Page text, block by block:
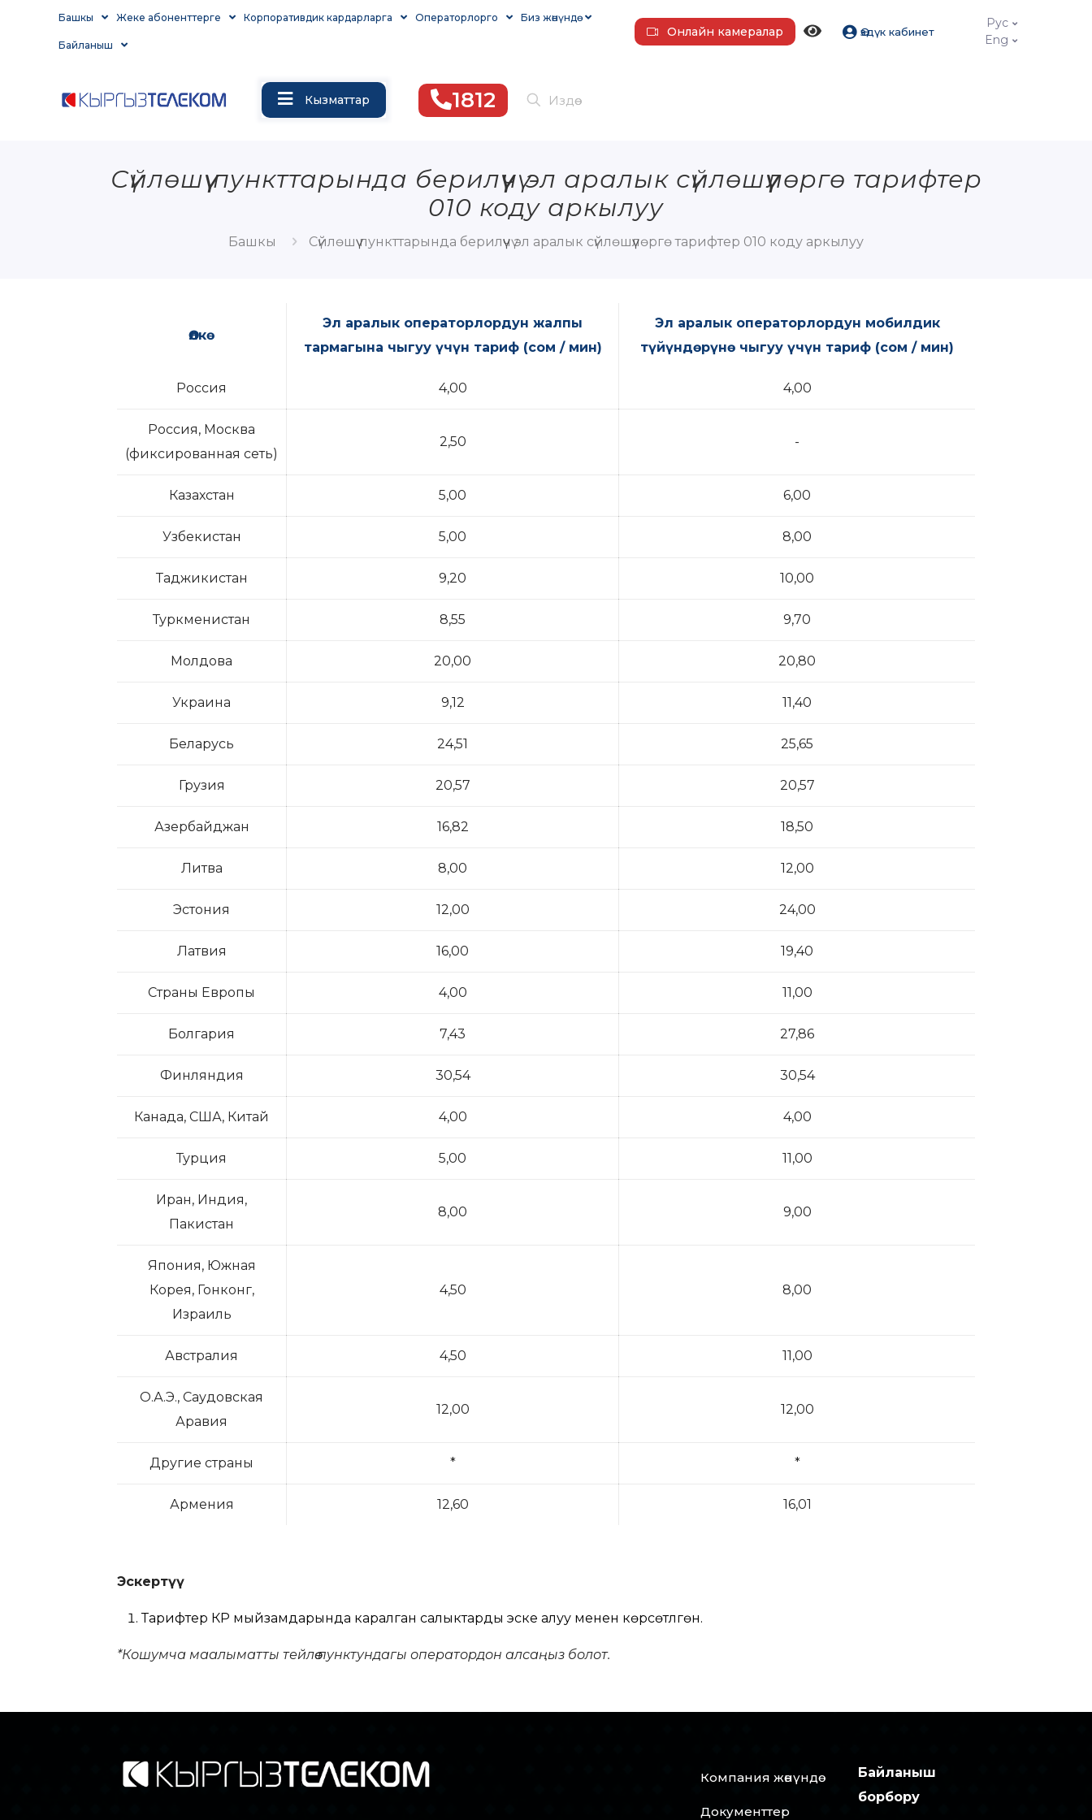
Башкы Жеке абоненттерге Корпоративдик кардарларга Операторлорго Биз жөнүндө
Байланыш
Онлайн камералар Өздүк кабинет
Рус
Eng
Кызматтар 1812
Сүйлөшүү пункттарында берилүүчү эл аралык сүйлөшүүлөргө тарифтер
010 коду аркылуу
Башкы Сүйлөшүү пункттарында берилүүчү эл аралык сүйлөшүүлөргө тарифтер 010 коду аркылуу
Өлкө
Эл аралык операторлордун жалпы
тармагына чыгуу үчүн тариф (сом / мин)
Эл аралык операторлордун мобилдик
түйүндөрүнө чыгуу үчүн тариф (сом / мин)
Россия 4,00 4,00
Россия, Москва
(фиксированная сеть)
2,50 -
Казахстан 5,00 6,00
Узбекистан 5,00 8,00
Таджикистан 9,20 10,00
Туркменистан 8,55 9,70
Молдова 20,00 20,80
Украина 9,12 11,40
Беларусь 24,51 25,65
Грузия 20,57 20,57
Азербайджан 16,82 18,50
Литва 8,00 12,00
Эстония 12,00 24,00
Латвия 16,00 19,40
Страны Европы 4,00 11,00
Болгария 7,43 27,86
Финляндия 30,54 30,54
Канада, США, Китай 4,00 4,00
Турция 5,00 11,00
Иран, Индия,
Пакистан
8,00 9,00
Япония, Южная
Корея, Гонконг,
Израиль
4,50 8,00
Австралия 4,50 11,00
О.А.Э., Саудовская
Аравия
12,00 12,00
Другие страны * *
Армения 12,60 16,01
Эскертүү
Тарифтер КР мыйзамдарында каралган салыктарды эске алуу менен көрсөтүлгөн.
*Кошумча маалыматты тейлөө пунктундагы оператордон алсаңыз болот.
Компания жөнүндө
Документтер
Байланыш
борбору